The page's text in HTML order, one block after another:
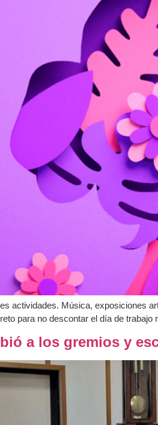
actividades. Música, exposiciones
para no descontar el día de trabajo
a los gremios y